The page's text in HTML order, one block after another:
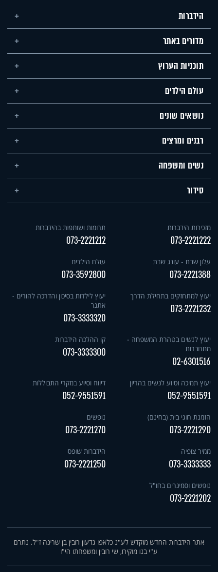
הידברות
מדורים באתר
תוכניות הערוץ
עולם הילדים
נושאים שונים
רבנים ומרצים
נשים ומשפחה
סידור
מזכירות הידברות
073-2221222
תרומות ושותפות בהידברות
073-2221212
עלון שבת - עונג שבת
073-2221388
עולם הילדים
073-3592800
יעוץ למתחזקים בתחילת הדרך
073-2221232
יעוץ לילדות בסיכון והדרכה להורים -
אתגר
073-3333320
יעוץ לנשים בטהרת המשפחה -
מתחברות
02-6301516
קו ההלכה הידברות
073-3333300
יעוץ תמיכה וסיוע לנשים בהריון
052-9551591
דיווח וסיוע במקרי התבוללות
052-9551591
הזמנת חוגי בית (בחינם)
073-2221290
נופשים
073-2221270
ממיר צופיה
073-3333333
הידברות שופס
073-2221250
נופשים וסמינרים בחו"ל
073-2221202
אתר הידברות החדש מוקדש לע"נ כלאפו גדעון רובין בן שרינה ז"ל. נתרם
ע"י בנו מוקירו, שי רובין ומשפחתו הי"ו